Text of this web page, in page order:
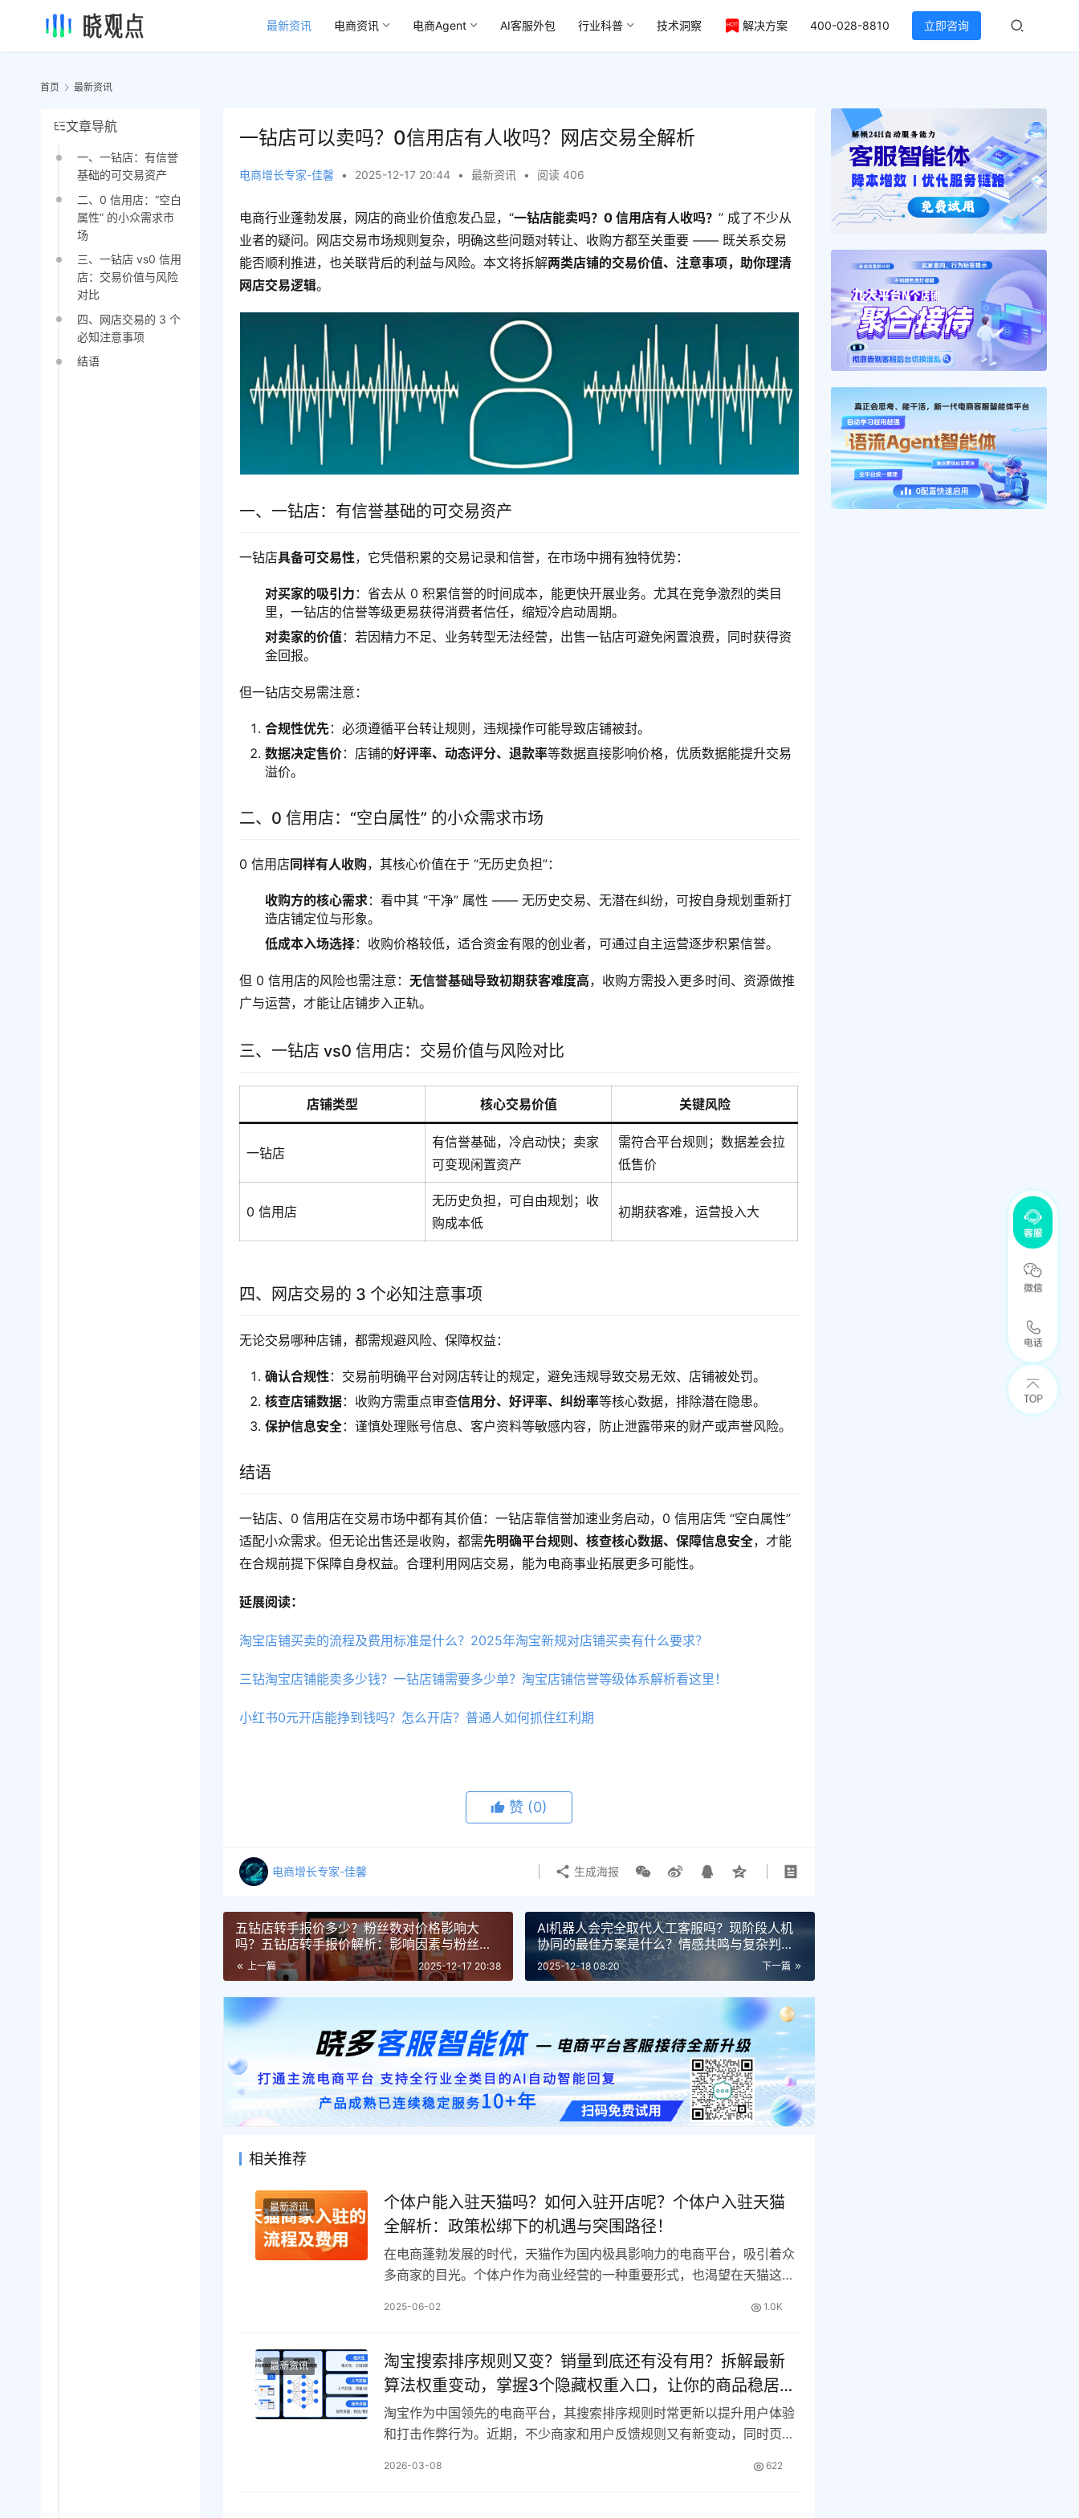
最新资讯 电商资讯 电商Agent AI客服外包 行业科普 技术洞察 解决方案 400-028-8810 立即咨询
首页 最新资讯
文章导航
一、一钻店：有信誉
基础的可交易资产
二、0 信用店：“空白
属性” 的小众需求市
场
三、一钻店 vs0 信用
店：交易价值与风险
对比
四、网店交易的 3 个
必知注意事项
结语
一钻店可以卖吗？0信用店有人收吗？网店交易全解析
电商增长专家-佳馨 • 2025-12-17 20:44 • 最新资讯 • 阅读 406
电商行业蓬勃发展，网店的商业价值愈发凸显，“一钻店能卖吗？0 信用店有人收吗？” 成了不少从
业者的疑问。网店交易市场规则复杂，明确这些问题对转让、收购方都至关重要 —— 既关系交易
能否顺利推进，也关联背后的利益与风险。本文将拆解两类店铺的交易价值、注意事项，助你理清
网店交易逻辑。
一、一钻店：有信誉基础的可交易资产
一钻店具备可交易性，它凭借积累的交易记录和信誉，在市场中拥有独特优势：
对买家的吸引力 ：省去从 0 积累信誉的时间成本，能更快开展业务。尤其在竞争激烈的类目
里，一钻店的信誉等级更易获得消费者信任，缩短冷启动周期。
对卖家的价值：若因精力不足、业务转型无法经营，出售一钻店可避免闲置浪费，同时获得资
金回报。
但一钻店交易需注意：
合规性优先：必须遵循平台转让规则，违规操作可能导致店铺被封。
数据决定售价：店铺的好评率、动态评分、退款率等数据直接影响价格，优质数据能提升交易
溢价。
二、0 信用店：“空白属性” 的小众需求市场
0 信用店同样有人收购，其核心价值在于 “无历史负担”：
收购方的核心需求：看中其 “干净” 属性 —— 无历史交易、无潜在纠纷，可按自身规划重新打
造店铺定位与形象。
低成本入场选择：收购价格较低，适合资金有限的创业者，可通过自主运营逐步积累信誉。
但 0 信用店的风险也需注意：无信誉基础导致初期获客难度高，收购方需投入更多时间、资源做推
广与运营，才能让店铺步入正轨。
三、一钻店 vs0 信用店：交易价值与风险对比
店铺类型 核心交易价值 关键风险
一钻店
有信誉基础，冷启动快；卖家
可变现闲置资产
需符合平台规则；数据差会拉
低售价
0 信用店
无历史负担，可自由规划；收
购成本低
初期获客难，运营投入大
四、网店交易的 3 个必知注意事项
无论交易哪种店铺，都需规避风险、保障权益：
确认合规性：交易前明确平台对网店转让的规定，避免违规导致交易无效、店铺被处罚。
核查店铺数据：收购方需重点审查信用分、好评率、纠纷率等核心数据，排除潜在隐患。
保护信息安全：谨慎处理账号信息、客户资料等敏感内容，防止泄露带来的财产或声誉风险。
结语
一钻店、0 信用店在交易市场中都有其价值：一钻店靠信誉加速业务启动，0 信用店凭 “空白属性”
适配小众需求。但无论出售还是收购，都需先明确平台规则、核查核心数据、保障信息安全，才能
在合规前提下保障自身权益。合理利用网店交易，能为电商事业拓展更多可能性。
延展阅读：
淘宝店铺买卖的流程及费用标准是什么？2025年淘宝新规对店铺买卖有什么要求？
三钻淘宝店铺能卖多少钱？一钻店铺需要多少单？淘宝店铺信誉等级体系解析看这里！
小红书0元开店能挣到钱吗？怎么开店？普通人如何抓住红利期
赞 (0)
电商增长专家-佳馨 生成海报
五钻店转手报价多少？粉丝数对价格影响大
吗？五钻店转手报价解析：影响因素与粉丝数
价值上一篇 2025-12-17 20:38
AI机器人会完全取代人工客服吗？现阶段人机
协同的最佳方案是什么？情感共鸣与复杂判
断：人机协同如何重塑服务价值链
下一篇
2025-12-18 08:20
相关推荐
最新资讯
个体户能入驻天猫吗？如何入驻开店呢？个体户入驻天猫
全解析：政策松绑下的机遇与突围路径！
在电商蓬勃发展的时代，天猫作为国内极具影响力的电商平台，吸引着众
多商家的目光。个体户作为商业经营的一种重要形式，也渴望在天猫这个
2025-06-02 1.0K
最新资讯
淘宝搜索排序规则又变？销量到底还有没有用？拆解最新
算法权重变动，掌握3个隐藏权重入口，让你的商品稳居搜
索结果首页！
淘宝作为中国领先的电商平台，其搜索排序规则时常更新以提升用户体验
和打击作弊行为。近期，不少商家和用户反馈规则又有新变动，同时页面
2026-03-08 622